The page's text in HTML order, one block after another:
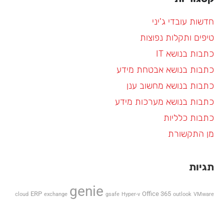
חדשות עובדי ג'יני
טיפים ותקלות נפוצות
כתבות בנושא IT
כתבות בנושא אבטחת מידע
כתבות בנושא מחשוב ענן
כתבות בנושא מערכות מידע
כתבות כלליות
מן התקשורת
תגיות
cloud ERP exchange genie gsafe Hyper-v Office 365 outlook VMware